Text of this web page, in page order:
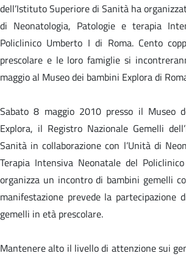
dell’Istituto Superiore di Sanità ha
di Neonatologia, Patologie e terapia
Policlinico Umberto I di Roma. Cento
prescolare e le loro famiglie si
maggio al Museo dei bambini Explora di
Sabato 8 maggio 2010 presso il Museo
Explora, il Registro Nazionale Gemelli
Sanità in collaborazione con l’Unità di
Terapia Intensiva Neonatale del
organizza un incontro di bambini gemelli
manifestazione prevede la partecipazione
gemelli in età prescolare.
Mantenere alto il livello di attenzione sui